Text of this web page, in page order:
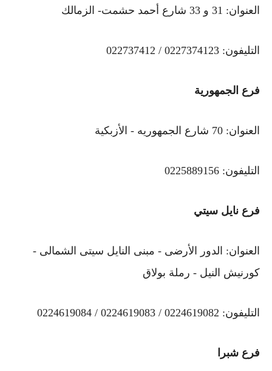
العنوان: 31 و 33 شارع أحمد حشمت- الزمالك
التليفون: 0227374123 / 022737412
فرع الجمهورية
العنوان: 70 شارع الجمهوريه - الأزبكية
التليفون: 0225889156
فرع نايل سيتي
العنوان: الدور الأرضى - مبنى النايل سيتى الشمالى -
كورنيش النيل - رملة بولاق
التليفون: 0224619082 / 0224619083 / 0224619084
فرع شبرا